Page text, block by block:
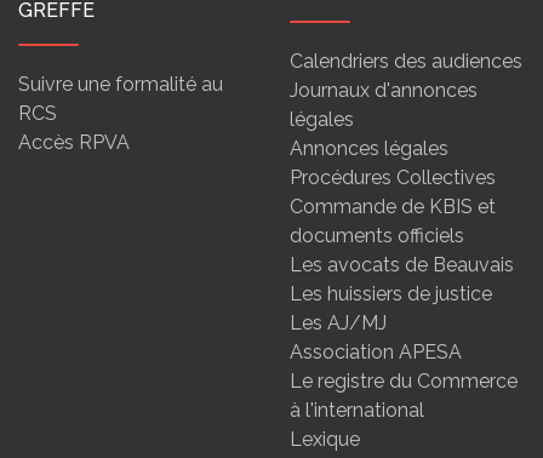
GREFFE
Suivre une formalité au
RCS
Accès RPVA
Calendriers des audiences
Journaux d'annonces
légales
Annonces légales
Procédures Collectives
Commande de KBIS et
documents officiels
Les avocats de Beauvais
Les huissiers de justice
Les AJ/MJ
Association APESA
Le registre du Commerce
à l'international
Lexique